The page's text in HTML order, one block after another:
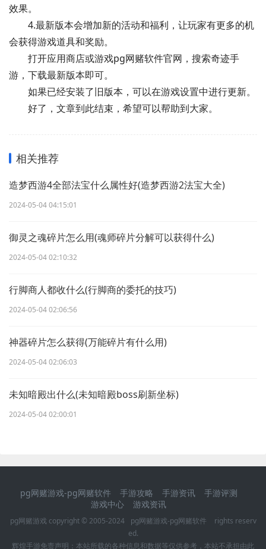
效果。
4.最新版本会增加新的活动和福利，让玩家有更多的机
会获得游戏道具和奖励。
打开应用商店或游戏pg网赌软件官网，搜索奇迹手
游，下载最新版本即可。
如果已经安装了旧版本，可以在游戏设置中进行更新。
好了，文章到此结束，希望可以帮助到大家。
相关推荐
造梦西游4全部法宝什么属性好(造梦西游2法宝大全)
2024-05-04 04:15:01
御灵之魂碎片怎么用(魂师碎片分解可以获得什么)
2024-05-04 02:10:32
行脚商人都收什么(行脚商的委托的技巧)
2024-05-04 02:06:56
神器碎片怎么获得(万能碎片有什么用)
2024-05-04 02:06:03
未知暗殿出什么(未知暗殿boss刷新坐标)
2024-05-04 02:00:01
pg网赌游戏-pg网赌软件 手游攻略 手游资讯
手游评测
游戏中心
游戏资讯
pg网赌游戏 copyright © 2005-2024 pg网赌游戏-pg网赌软件
rights reserv
ed.
辉煌手游免责声明：本站所载的各种信息和数据等仅供参考，本站不承担由此